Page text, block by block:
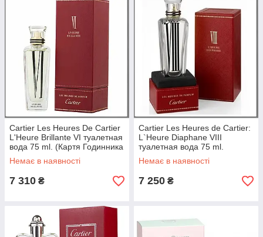
Cartier Les Heures De Cartier
L'Heure Brillante VI туалетная
вода 75 ml. (Картя Годинника
від Карте: VI)
Немає в наявності
7 310 ₴
Cartier Les Heures de Cartier:
L`Heure Diaphane VIII
туалетная вода 75 ml.
(Картьє Годинники від Карьте:
VIII)
Немає в наявності
7 250 ₴